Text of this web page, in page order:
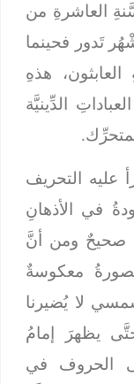
العاشرةِ من
تَدور فحينما
هذهِ
الدِّينيَّة
عليه التحريف
في الأذهانِ
صحيحٌ ومن أنَّ
معكوسةٌ
لا يُضيرنا
يظهرَ إمامُ
الحروف في